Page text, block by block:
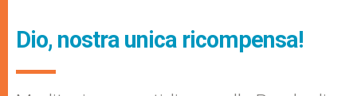
Dio, nostra unica ricompensa!